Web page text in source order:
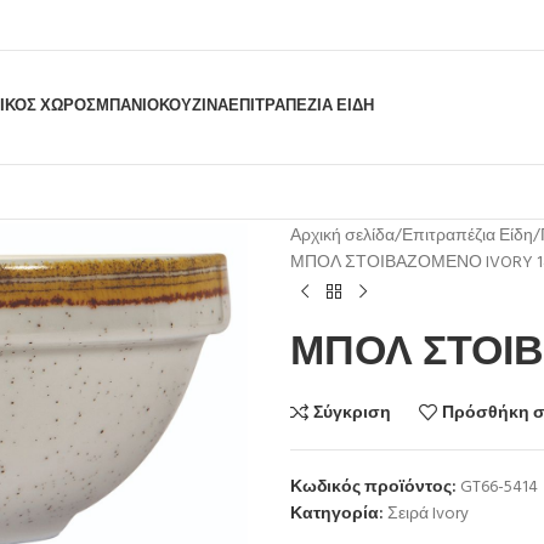
ΧΩΡΟΣΜΠΆΝΙΟΚΟΥΖΊΝΑΕΠΙΤΡΑΠΈΖΙΑ ΕΊΔΗ
Αρχική σελίδα Επιτραπέζια Είδη
ΜΠΟΛ ΣΤΟΙΒΑΖΟΜΕΝΟ IVORY
ΜΠΟΛ
Σύγκριση Πρόσθήκη
Κωδικός προϊόντος: GT66-5414
Κατηγορία:Σειρά Ivory